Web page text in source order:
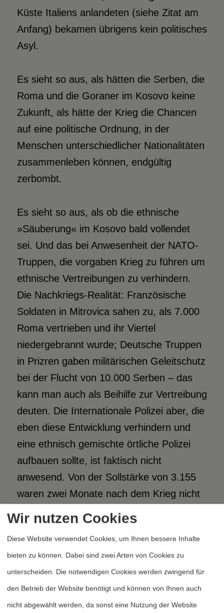
Küste Italiens anlandeten (siehe Zitat am
Anfang) bekamen übrigens kein politisches
Asyl.
Es sieht so aus, als hätten die Serben, die
Roma und die Goraner im Kosovo keine
Zukunft, als hätte der Krieg die Chancen
auf eine politische Ordnung, in der
Menschen unterschiedlicher Nationalitäten
zusammenleben können, endgültig
zerbombt.
Es sieht so aus, als ob die ethnische
»Säuberung« im Kosovo bald vollendet
sei. Und das bei Anwesenheit der NATO-
Truppen, die vorgaben Krieg zu führen um
ethnische Vertreibungen zu verhindern.
Die Nachkriegs-Realität: Französische
Soldaten in Mitrovica sahen zu, als 7.000
Roma vertrieben und ihr Viertel
niedergebrannt wurde; Deutsche Truppen
in Prizren gaben militärischen Geleitschutz
bei der Flucht von 10.000 Serben – das
kann man auch als Beihilfe zur Vertreibung
deuten. Die Internationale Polizei aber, die
eben diese Entwicklung verhindern und
eine ethnisch gemischte örtliche Polizei
aufbauen sollte, ist faktisch nicht
anwesend. Von der Sollstärke von 3.155
waren zwei Monate nach dem Krieg nicht
einmal zehn Prozent vor Ort.
Und nun? 700.000 Serben aus Kroatien
und Bosnien leben bereits im
Restjugoslawien, dazu noch 200.000, die
im Kosovo ihre Heimat verloren haben.
Wir nutzen Cookies
Diese Website verwendet Cookies, um Ihnen bessere Inhalte
bieten zu können. Dabei sind zwei Arten von Cookies zu
unterscheiden. Die notwendigen Cookies werden zwingend für
den Betrieb der Website benötigt und können von Ihnen auch
nicht abgewählt werden, da sonst eine Nutzung der Website